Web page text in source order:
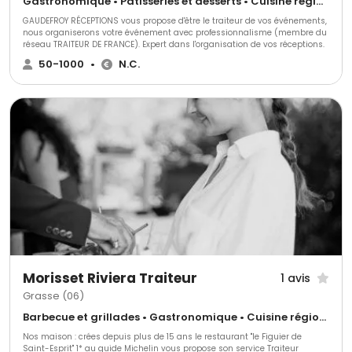
GAUDEFROY RÉCEPTIONS vous propose d'être le traiteur de vos événements,
nous organiserons votre événement avec professionnalisme (membre du
réseau TRAITEUR DE FRANCE). Expert dans l'organisation de vos réceptions.
50-1000 • N.C.
Morisset Riviera Traiteur 1 avis
Grasse (06)
Barbecue et grillades • Gastronomique • Cuisine régionale
Nos maison : crées depuis plus de 15 ans le restaurant "le Figuier de
Saint-Esprit" 1* au guide Michelin vous propose son service Traiteur